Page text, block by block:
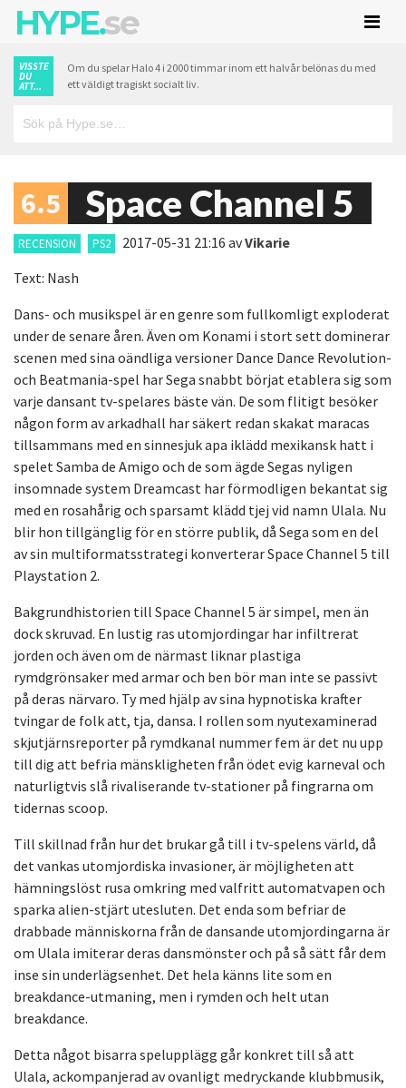
HYPE.se
VISSTE
DU
ATT...
Om du spelar Halo 4 i 2000 timmar inom ett halvår belönas du med
ett väldigt tragiskt socialt liv.
6.5 Space Channel 5
RECENSION PS2 2017-05-31 21:16 avVikarie
Text: Nash
Dans- och musikspel är en genre som fullkomligt exploderat
under de senare åren. Även om Konami i stort sett dominerar
scenen med sina oändliga versioner Dance Dance Revolution-
och Beatmania-spel har Sega snabbt börjat etablera sig som
varje dansant tv-spelares bäste vän. De som flitigt besöker
någon form av arkadhall har säkert redan skakat maracas
tillsammans med en sinnesjuk apa iklädd mexikansk hatt i
spelet Samba de Amigo och de som ägde Segas nyligen
insomnade system Dreamcast har förmodligen bekantat sig
med en rosahårig och sparsamt klädd tjej vid namn Ulala. Nu
blir hon tillgänglig för en större publik, då Sega som en del
av sin multiformatsstrategi konverterar Space Channel 5 till
Playstation 2.
Bakgrundhistorien till Space Channel 5 är simpel, men än
dock skruvad. En lustig ras utomjordingar har infiltrerat
jorden och även om de närmast liknar plastiga
rymdgrönsaker med armar och ben bör man inte se passivt
på deras närvaro. Ty med hjälp av sina hypnotiska krafter
tvingar de folk att, tja, dansa. I rollen som nyutexaminerad
skjutjärnsreporter på rymdkanal nummer fem är det nu upp
till dig att befria mänskligheten från ödet evig karneval och
naturligtvis slå rivaliserande tv-stationer på fingrarna om
tidernas scoop.
Till skillnad från hur det brukar gå till i tv-spelens värld, då
det vankas utomjordiska invasioner, är möjligheten att
hämningslöst rusa omkring med valfritt automatvapen och
sparka alien-stjärt utesluten. Det enda som befriar de
drabbade människorna från de dansande utomjordingarna är
om Ulala imiterar deras dansmönster och på så sätt får dem
inse sin underlägsenhet. Det hela känns lite som en
breakdance-utmaning, men i rymden och helt utan
breakdance.
Detta något bisarra spelupplägg går konkret till så att
Ulala, ackompanjerad av ovanligt medryckande klubbmusik,